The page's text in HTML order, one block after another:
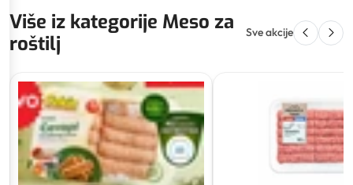
Više iz kategorije Meso za
roštilj
Sve akcije